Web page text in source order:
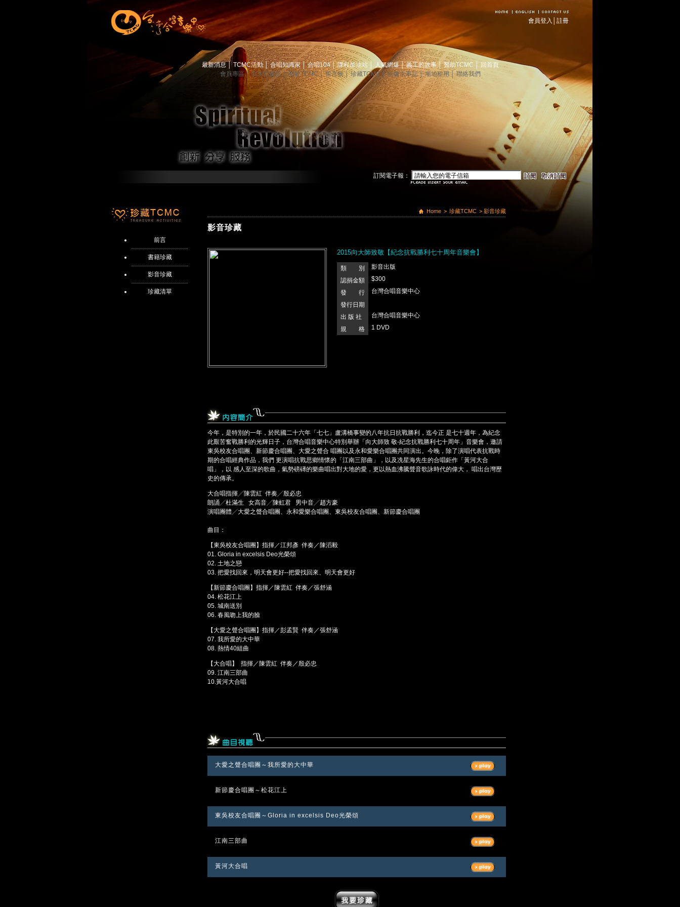
註冊
會員登入
最新消息 TCMC活動│ 合唱知識家│ 合唱104│ 課程加油站 人氣網爆│ 義工的故事 │ 贊助TCMC │ 回首頁
會員專區│ TCMC會訊│ 關於TCMC│ 留言板│ 珍藏TCMC│ 映像大事記│ 場地租用│ 聯絡我們
訂閱電子報：
前言
書籍珍藏
影音珍藏
珍藏清單
Home > 珍藏TCMC > 影音珍藏
影音珍藏
2015向大師致敬【紀念抗戰勝利七十周年音樂會】
類 別
影音出版
認捐金額
$300
發 行
台灣合唱音樂中心
發行日期
出 版 社
台灣合唱音樂中心
規 格
1 DVD
今年，是特別的一年，於民國二十六年「七七」盧溝橋事變的八年抗日抗戰勝利，迄今正 是七十週年，為紀念
此艱苦奮戰勝利的光輝日子，台灣合唱音樂中心特別舉辦「向大師致 敬-紀念抗戰勝利七十周年」音樂會，邀請
東吳校友合唱團、新節慶合唱團、大愛之聲合 唱團以及永和愛樂合唱團共同演出。今晚，除了演唱代表抗戰時
期的合唱經典作品，我們 更演唱抗戰思鄉情懷的「江南三部曲」，以及冼星海先生的合唱鉅作「黃河大合
唱」，以 感人至深的歌曲，氣勢磅礡的樂曲唱出對大地的愛，更以熱血沸騰聲音歌詠時代的偉大， 唱出台灣歷
史的傳承。
大合唱指揮╱陳雲紅 伴奏╱殷必忠
朗誦╱杜滿生 女高音╱陳虹君 男中音╱趙方豪
演唱團體╱大愛之聲合唱團、永和愛樂合唱團、東吳校友合唱團、新節慶合唱團
曲目：
【東吳校友合唱團】指揮／江邦彥 伴奏／陳滔毅
01. Gloria in excelsis Deo光榮頌
02. 土地之戀
03. 把愛找回來，明天會更好--把愛找回來、明天會更好
【新節慶合唱團】指揮／陳雲紅 伴奏／張舒涵
04 . 松花江上
05 . 城南送別
06 . 春風吻上我的臉
【大愛之聲合唱團】指揮／彭孟賢 伴奏／張舒涵
07 . 我所愛的大中華
08 . 熱情40組曲
【大合唱】 指揮／陳雲紅 伴奏／殷必忠
09 . 江南三部曲
10.黃河大合唱
大愛之聲合唱團～我所愛的大中華
新節慶合唱團～松花江上
東吳校友合唱團～Gloria in excelsis Deo光榮頌
江南三部曲
黃河大合唱